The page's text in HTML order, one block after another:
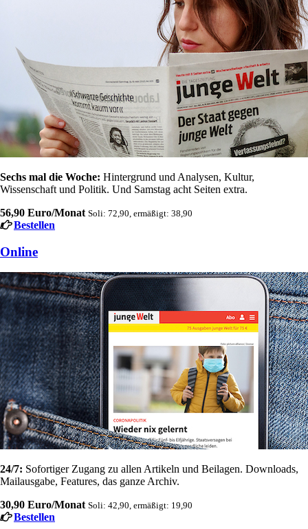
Sechs mal die Woche: Hintergrund und Analysen, Kultur,
Wissenschaft und Politik. Und Samstag acht Seiten extra.
56,90 Euro/Monat Soli: 72,90, ermäßigt: 38,90
Bestellen
Online
24/7: Sofortiger Zugang zu allen Artikeln und Beilagen. Downloads,
Mailausgabe, Features, das ganze Archiv.
30,90 Euro/Monat Soli: 42,90, ermäßigt: 19,90
Bestellen